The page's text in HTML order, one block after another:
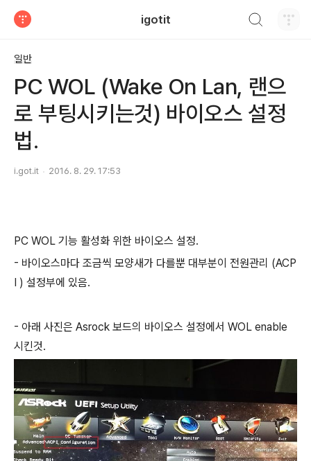
igotit
일반
PC WOL (Wake On Lan, 랜으
로 부팅시키는것) 바이오스 설정
법.
i.got.it 2016. 8. 29. 17:53
PC WOL 기능 활성화 위한 바이오스 설정.
- 바이오스마다 조금씩 모양새가 다를뿐 대부분이 전원관리 (ACP
I ) 설정부에 있음.
- 아래 사진은 Asrock 보드의 바이오스 설정에서 WOL enable
시킨것.